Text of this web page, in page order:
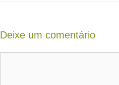
Deixe um comentário